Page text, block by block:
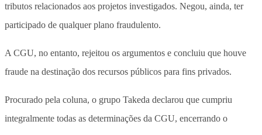
tributos relacionados aos projetos investigados. Negou, ainda, ter
participado de qualquer plano fraudulento.
A CGU, no entanto, rejeitou os argumentos e concluiu que houve
fraude na destinação dos recursos públicos para fins privados.
Procurado pela coluna, o grupo Takeda declarou que cumpriu
integralmente todas as determinações da CGU, encerrando o